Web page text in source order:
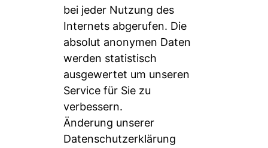
bei jeder Nutzung des
Internets abgerufen. Die
absolut anonymen Daten
werden statistisch
ausgewertet um unseren
Service für Sie zu
verbessern.
Änderung unserer
Datenschutzerklärung